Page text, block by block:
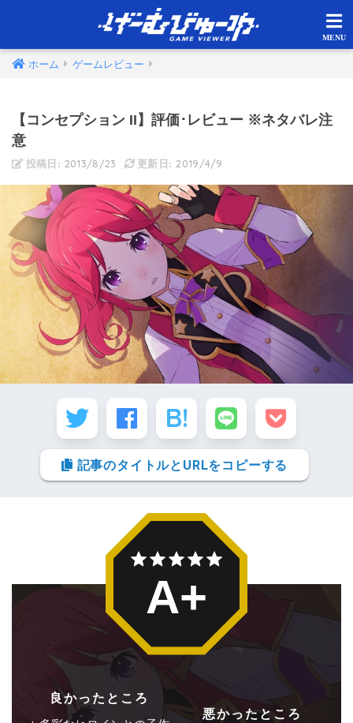
ホーム ゲームレビュー
【コンセプション II】評価･レビュー ※ネタバレ注
意
2013/8/23 2019/4/9
記事のタイトルとURLをコピーする
良かったところ
悪かったところ
A+